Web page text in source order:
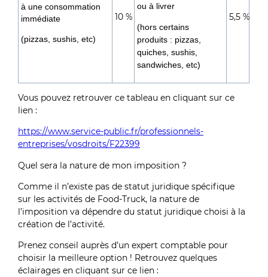
à une consommation
immédiate
(pizzas, sushis, etc)
10 %
ou à livrer
(hors certains
produits : pizzas,
quiches, sushis,
sandwiches, etc)
5,5 %
Vous pouvez retrouver ce tableau en cliquant sur ce
lien :
https://www.service-public.fr/professionnels-
entreprises/vosdroits/F22399
Quel sera la nature de mon imposition ?
Comme il n’existe pas de statut juridique spécifique
sur les activités de Food-Truck, la nature de
l’imposition va dépendre du statut juridique choisi à la
création de l’activité.
Prenez conseil auprès d’un expert comptable pour
choisir la meilleure option ! Retrouvez quelques
éclairages en cliquant sur ce lien :